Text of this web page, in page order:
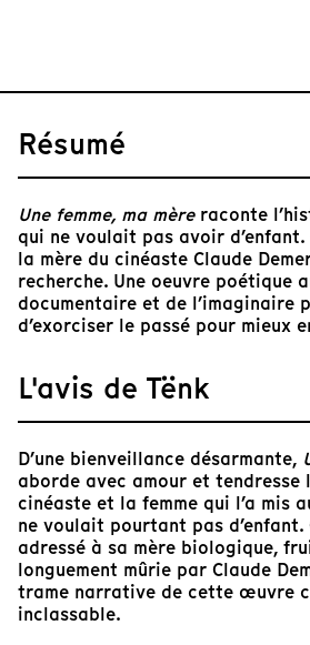
Résumé
Une femme, ma mèreraconte
qui ne voulait pas avoir d’enfant.
la mère du cinéaste Claude
recherche. Une oeuvre poétique
documentaire et de l’imaginaire
d’exorciser le passé pour mieux
L'avis de Tënk
D’une bienveillance désarmante,
aborde avec amour et
cinéaste et la femme qui l’a mis
ne voulait pourtant pas d’enfant.
adressé à sa mère biologique,
longuement mûrie par Claude
trame narrative de cette œuvre
inclassable.